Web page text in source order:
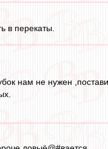
в перекаты.
нам не нужен